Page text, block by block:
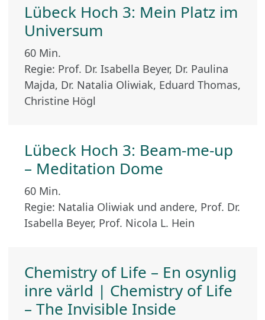
Lübeck Hoch 3: Mein Platz im
Universum
60 Min.
Regie: Prof. Dr. Isabella Beyer, Dr. Paulina
Majda, Dr. Natalia Oliwiak, Eduard Thomas,
Christine Högl
Lübeck Hoch 3: Beam-me-up
– Meditation Dome
60 Min.
Regie: Natalia Oliwiak und andere, Prof. Dr.
Isabella Beyer, Prof. Nicola L. Hein
Chemistry of Life – En osynlig
inre värld | Chemistry of Life
– The Invisible Inside